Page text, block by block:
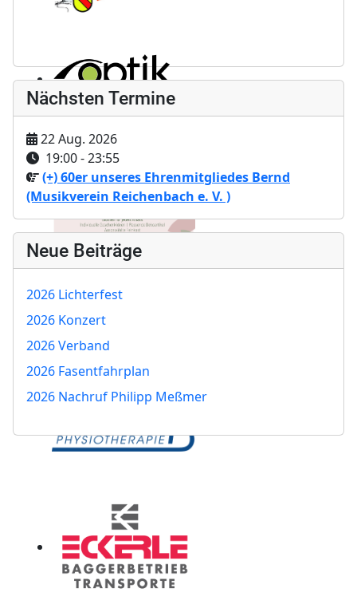
Nächsten Termine
22 Aug. 2026
19:00-23:55
(+) 60er unseres Ehrenmitgliedes Bernd
(Musikverein Reichenbach e. V. )
Neue Beiträge
2026 Lichterfest
2026 Konzert
2026 Verband
2026 Fasentfahrplan
2026 Nachruf Philipp Meßmer